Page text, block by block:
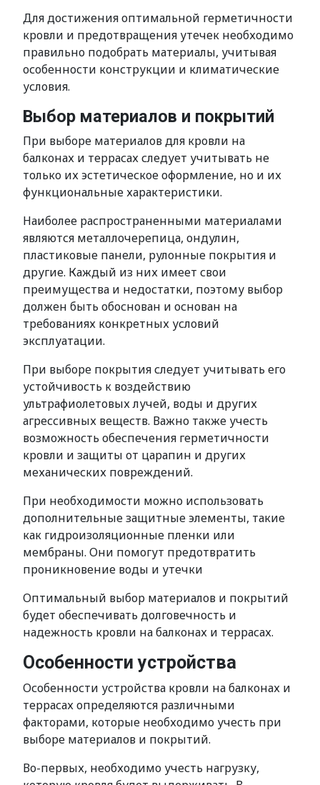
Для достижения оптимальной герметичности
кровли и предотвращения утечек необходимо
правильно подобрать материалы, учитывая
особенности конструкции и климатические
условия.
Выбор материалов и покрытий
При выборе материалов для кровли на
балконах и террасах следует учитывать не
только их эстетическое оформление, но и их
функциональные характеристики.
Наиболее распространенными материалами
являются металлочерепица, ондулин,
пластиковые панели, рулонные покрытия и
другие. Каждый из них имеет свои
преимущества и недостатки, поэтому выбор
должен быть обоснован и основан на
требованиях конкретных условий
эксплуатации.
При выборе покрытия следует учитывать его
устойчивость к воздействию
ультрафиолетовых лучей, воды и других
агрессивных веществ. Важно также учесть
возможность обеспечения герметичности
кровли и защиты от царапин и других
механических повреждений.
При необходимости можно использовать
дополнительные защитные элементы, такие
как гидроизоляционные пленки или
мембраны. Они помогут предотвратить
проникновение воды и утечки
Оптимальный выбор материалов и покрытий
будет обеспечивать долговечность и
надежность кровли на балконах и террасах.
Особенности устройства
Особенности устройства кровли на балконах и
террасах определяются различными
факторами, которые необходимо учесть при
выборе материалов и покрытий.
Во-первых, необходимо учесть нагрузку,